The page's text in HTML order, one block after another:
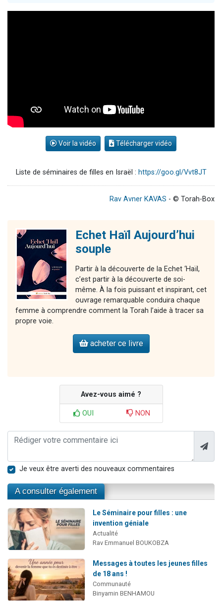
Voir la vidéo Télécharger vidéo
Liste de séminaires de filles en Israël : https://goo.gl/Vvt8JT
Rav Avner KAVAS - © Torah-Box
Echet Haïl Aujourd’hui
souple
Partir à la découverte de la Echet ‘Haïl,
c’est partir à la découverte de soi-
même. À la fois puissant et inspirant, cet
ouvrage remarquable conduira chaque
femme à comprendre comment la Torah l’aide à tracer sa
propre voie.
acheter ce livre
Avez-vous aimé ?
OUI NON
Je veux être averti des nouveaux commentaires
A consulter également
Le Séminaire pour filles : une
invention géniale
Actualité
Rav Emmanuel BOUKOBZA
Messages à toutes les jeunes filles
de 18 ans !
Communauté
Binyamin BENHAMOU